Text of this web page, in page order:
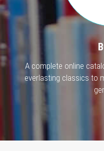
A complete online
everlasting classics to